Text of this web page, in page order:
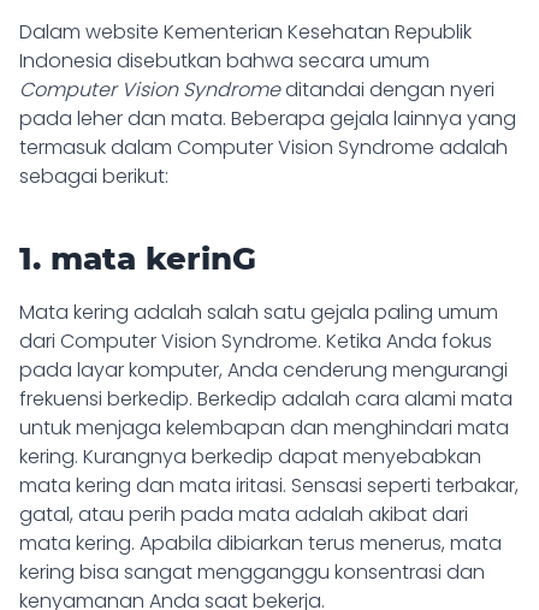
Dalam website Kementerian Kesehatan Republik
Indonesia disebutkan bahwa secara umum
Computer Vision Syndromeditandai dengan nyeri
pada leher dan mata. Beberapa gejala lainnya yang
termasuk dalam Computer Vision Syndrome adalah
sebagai berikut:
1. mata kerinG
Mata kering adalah salah satu gejala paling umum
dari Computer Vision Syndrome. Ketika Anda fokus
pada layar komputer, Anda cenderung mengurangi
frekuensi berkedip. Berkedip adalah cara alami mata
untuk menjaga kelembapan dan menghindari mata
kering. Kurangnya berkedip dapat menyebabkan
mata kering dan mata iritasi. Sensasi seperti terbakar,
gatal, atau perih pada mata adalah akibat dari
mata kering. Apabila dibiarkan terus menerus, mata
kering bisa sangat mengganggu konsentrasi dan
kenyamanan Anda saat bekerja.